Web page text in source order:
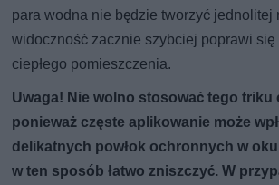
para wodna nie będzie tworzyć jednolitej
widoczność zacznie szybciej poprawi się
ciepłego pomieszczenia.
Uwaga! Nie wolno stosować tego triku
ponieważ częste aplikowanie może
delikatnych powłok ochronnych w
w ten sposób łatwo zniszczyć. W